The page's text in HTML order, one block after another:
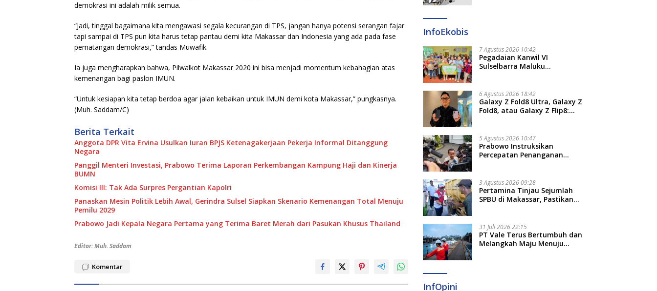
demokrasi ini adalah milik semua.
“Jadi, tinggal bagaimana kita mengawasi segala kecurangan di TPS, jangan hanya potensi serangan fajar
tapi sampai di TPS pun kita harus tetap pantau demi kita Makassar dan Indonesia yang ada pada fase
pematangan demokrasi,” tandas Muwafik.
Ia juga mengharapkan bahwa, Pilwalkot Makassar 2020 ini bisa menjadi momentum kebahagian atas
kemenangan bagi paslon IMUN.
“Untuk kesiapan kita tetap berdoa agar jalan kebaikan untuk IMUN demi kota Makassar,” pungkasnya.
(Muh. Saddam/C)
Berita Terkait
Anggota DPR Vita Ervina Usulkan Iuran BPJS Ketenagakerjaan Pekerja Informal Ditanggung
Negara
Panggil Menteri Investasi, Prabowo Terima Laporan Perkembangan Kampung Haji dan Kinerja
BUMN
Komisi III: Tak Ada Surpres Pergantian Kapolri
Panaskan Mesin Politik Lebih Awal, Gerindra Sulsel Siapkan Skenario Kemenangan Total Menuju
Pemilu 2029
Prabowo Jadi Kepala Negara Pertama yang Terima Baret Merah dari Pasukan Khusus Thailand
Editor: Muh. Saddam
Komentar
InfoEkobis
7 Agustus 2026 10:42
Pegadaian Kanwil VI
Sulselbarra Maluku
Masyarakat
6 Agustus 2026 18:42
Galaxy Z Fold8 Ultra, Galaxy Z
Fold8, atau Galaxy Z Flip8:
5 Agustus 2026 10:47
Prabowo Instruksikan
Percepatan Penanganan
3 Agustus 2026 09:28
Pertamina Tinjau Sejumlah
SPBU di Makassar, Pastikan
31 Juli 2026 22:15
PT Vale Terus Bertumbuh dan
Melangkah Maju Menuju
InfOpini